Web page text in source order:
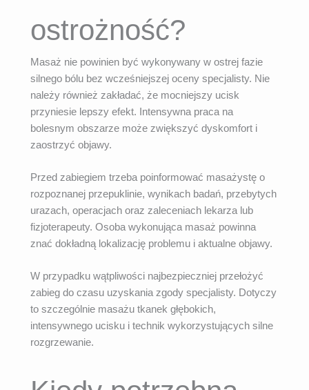
ostrożność?
Masaż nie powinien być wykonywany w ostrej fazie
silnego bólu bez wcześniejszej oceny specjalisty. Nie
należy również zakładać, że mocniejszy ucisk
przyniesie lepszy efekt. Intensywna praca na
bolesnym obszarze może zwiększyć dyskomfort i
zaostrzyć objawy.
Przed zabiegiem trzeba poinformować masażystę o
rozpoznanej przepuklinie, wynikach badań, przebytych
urazach, operacjach oraz zaleceniach lekarza lub
fizjoterapeuty. Osoba wykonująca masaż powinna
znać dokładną lokalizację problemu i aktualne objawy.
W przypadku wątpliwości najbezpieczniej przełożyć
zabieg do czasu uzyskania zgody specjalisty. Dotyczy
to szczególnie masażu tkanek głębokich,
intensywnego ucisku i technik wykorzystujących silne
rozgrzewanie.